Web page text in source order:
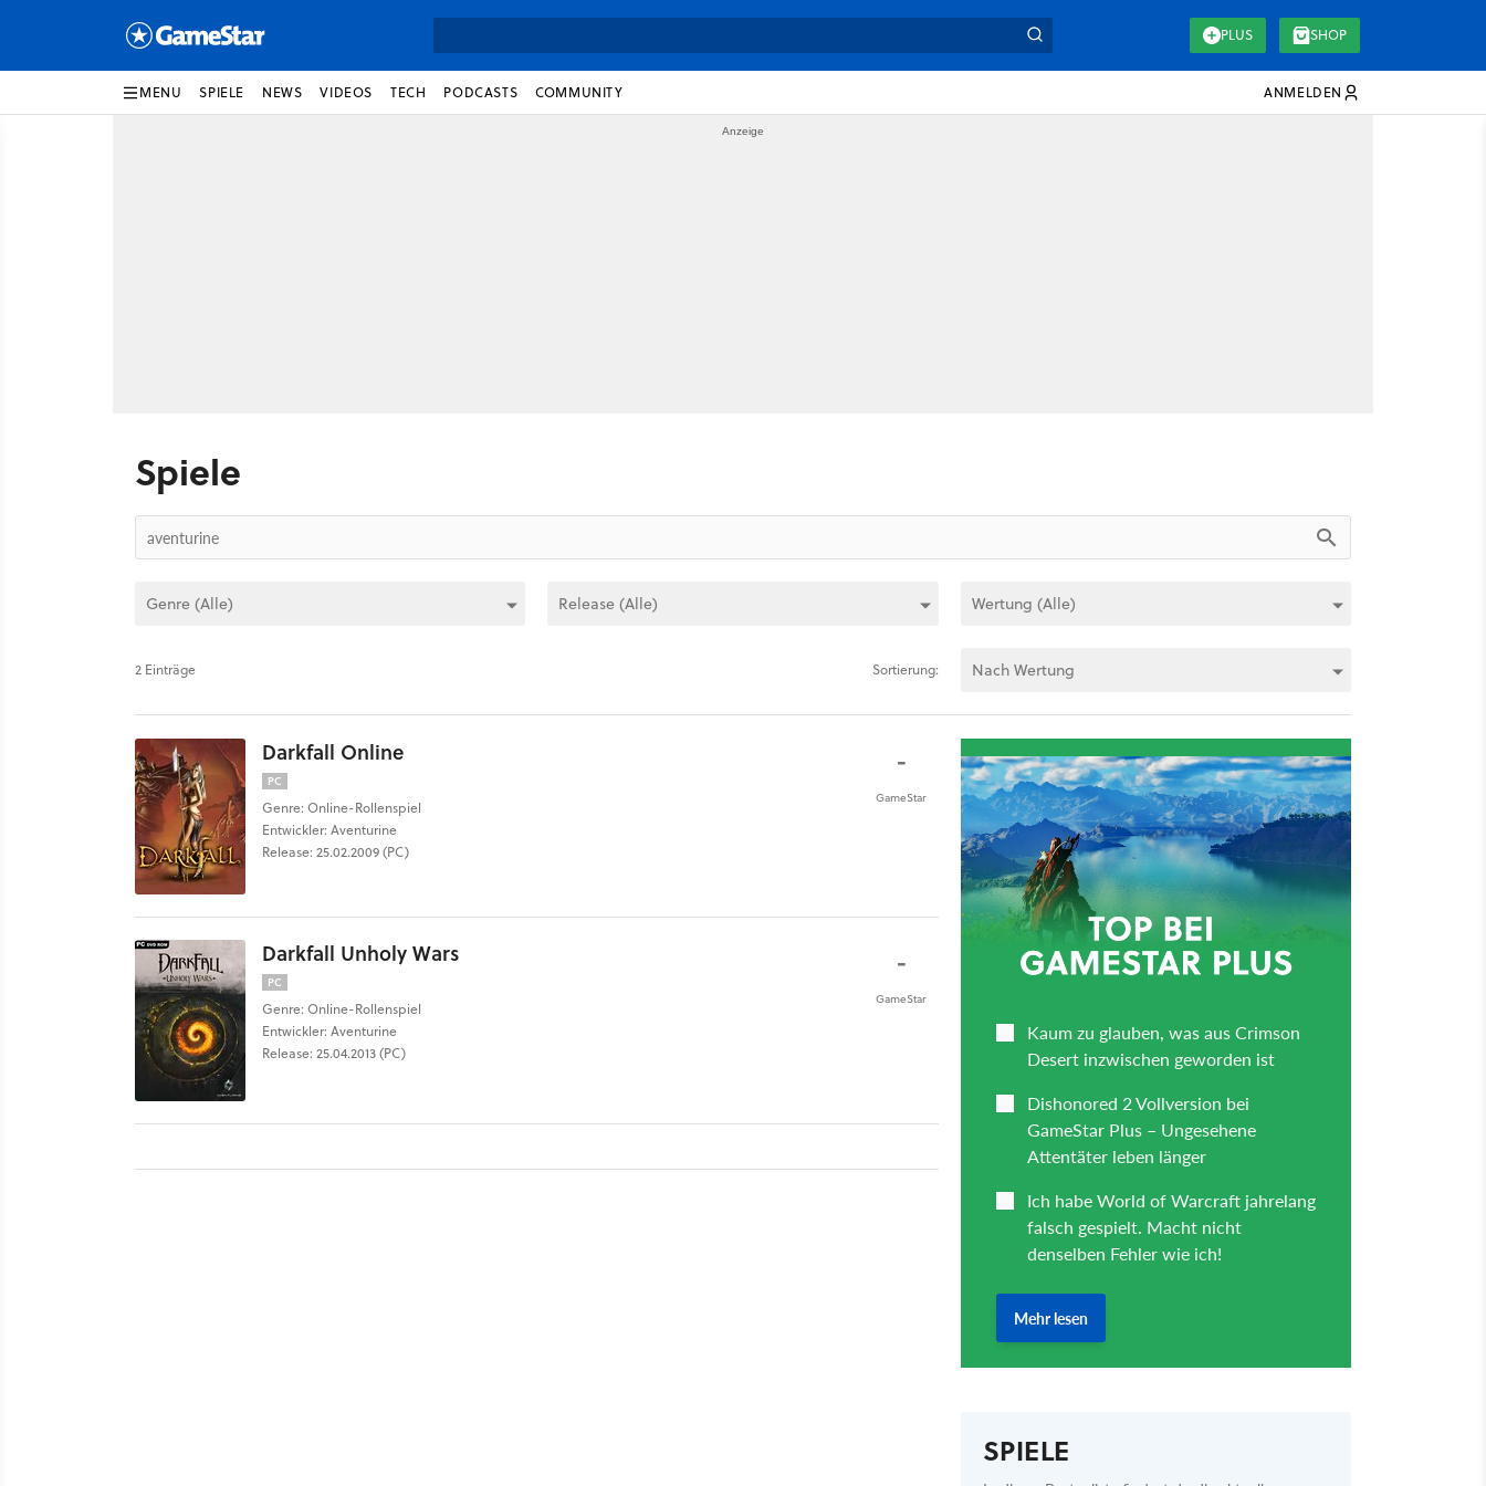
PLUS SHOP
MENU SPIELE NEWS VIDEOS TECH PODCASTS COMMUNITY ANMELDEN
Spiele
2 Einträge Sortierung:
Darkfall Online
PC
Genre: Online-Rollenspiel
Entwickler: Aventurine
Release: 25.02.2009 (PC)
-
GameStar
Darkfall Unholy Wars
PC
Genre: Online-Rollenspiel
Entwickler: Aventurine
Release: 25.04.2013 (PC)
-
GameStar
SPIELE